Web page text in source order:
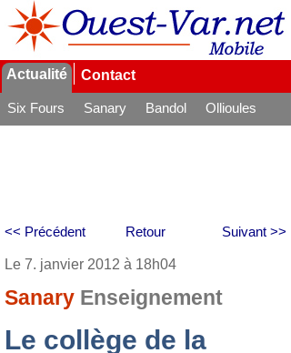
Actualité Contact
Six Fours Sanary Bandol
Ollioules
Retour
<< Précédent Suivant >>
Le 7. janvier 2012 à 18h04
Sanary Enseignement
Le collège de la